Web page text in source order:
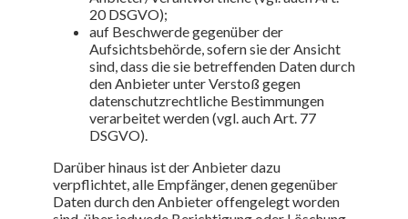
20 DSGVO);
auf Beschwerde gegenüber der
Aufsichtsbehörde, sofern sie der Ansicht
sind, dass die sie betreffenden Daten durch
den Anbieter unter Verstoß gegen
datenschutzrechtliche Bestimmungen
verarbeitet werden (vgl. auch Art. 77
DSGVO).
Darüber hinaus ist der Anbieter dazu
verpflichtet, alle Empfänger, denen gegenüber
Daten durch den Anbieter offengelegt worden